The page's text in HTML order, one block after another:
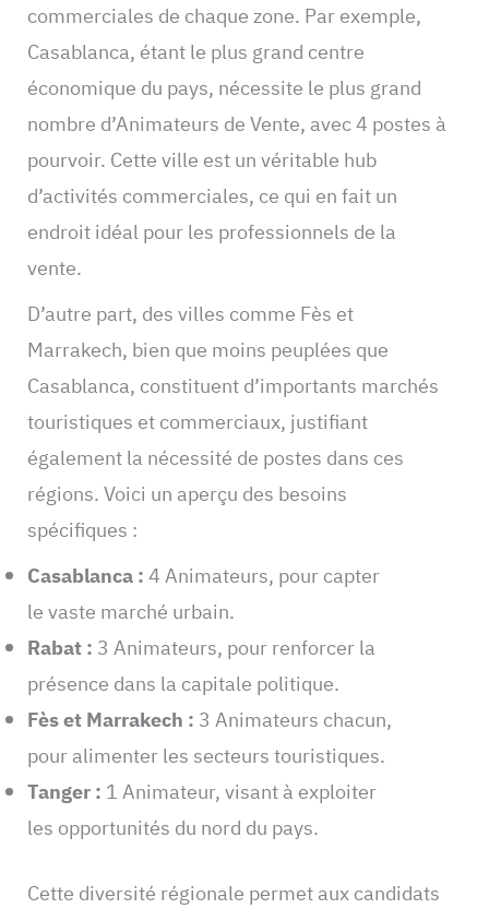
commerciales de chaque zone. Par exemple,
Casablanca, étant le plus grand centre
économique du pays, nécessite le plus grand
nombre d’Animateurs de Vente, avec 4 postes à
pourvoir. Cette ville est un véritable hub
d’activités commerciales, ce qui en fait un
endroit idéal pour les professionnels de la
vente.
D’autre part, des villes comme Fès et
Marrakech, bien que moins peuplées que
Casablanca, constituent d’importants marchés
touristiques et commerciaux, justifiant
également la nécessité de postes dans ces
régions. Voici un aperçu des besoins
spécifiques :
Casablanca :4 Animateurs, pour capter
le vaste marché urbain.
Rabat : 3 Animateurs, pour renforcer la
présence dans la capitale politique.
Fès et Marrakech : 3 Animateurs chacun,
pour alimenter les secteurs touristiques.
Tanger : 1 Animateur, visant à exploiter
les opportunités du nord du pays.
Cette diversité régionale permet aux candidats